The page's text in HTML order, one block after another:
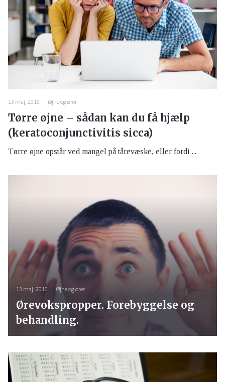
13 maj, 2016 Øjne og ører
Tørre øjne – sådan kan du få hjælp
(keratoconjunctivitis sicca)
Tørre øjne opstår ved mangel på tårevæske, eller fordi ...
13 maj, 2016 Øjne og ører
Ørevokspropper. Forebyggelse og
behandling.